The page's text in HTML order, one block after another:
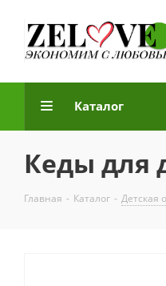
Каталог
Кеды для
Главная - Каталог - Детская